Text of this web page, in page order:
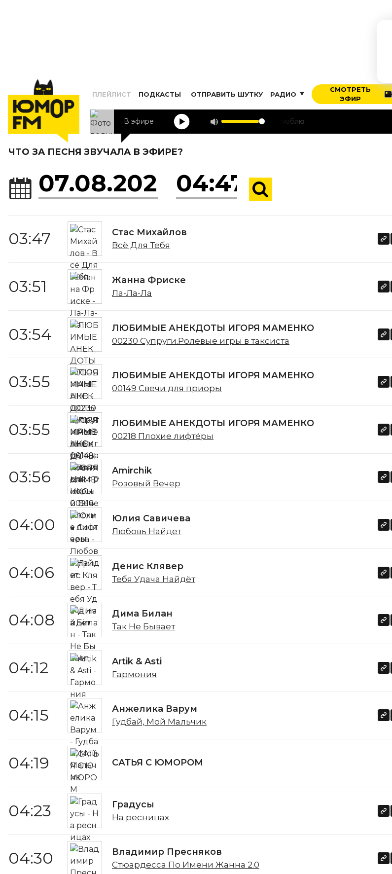
ПЛЕЙЛИСТ ПОДКАСТЫ ОТПРАВИТЬ ШУТКУ РАДИО
СМОТРЕТЬ
ЭФИР
В эфире
Алексей Воробьев Я тебя люблю
ЧТО ЗА ПЕСНЯ ЗВУЧАЛА В ЭФИРЕ?
03:47 Стас Михайлов
Всё Для Тебя
03:51 Жанна Фриске
Ла-Ла-Ла
03:54 ЛЮБИМЫЕ АНЕКДОТЫ ИГОРЯ МАМЕНКО
00230 Супруги.Ролевые игры в таксиста
03:55 ЛЮБИМЫЕ АНЕКДОТЫ ИГОРЯ МАМЕНКО
00149 Свечи для приоры
03:55 ЛЮБИМЫЕ АНЕКДОТЫ ИГОРЯ МАМЕНКО
00218 Плохие лифтёры
03:56 Amirchik
Розовый Вечер
04:00 Юлия Савичева
Любовь Найдет
04:06 Денис Клявер
Тебя Удача Найдёт
04:08 Дима Билан
Так Не Бывает
04:12 Artik & Asti
Гармония
04:15 Анжелика Варум
Гудбай, Мой Мальчик
04:19 САТЬЯ С ЮМОРОМ
04:23 Градусы
На ресницах
04:30 Владимир Пресняков
Стюардесса По Имени Жанна 2.0